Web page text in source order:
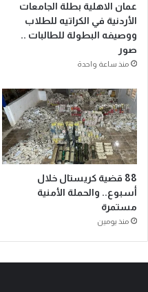
عمان الاهلية بطلة الجامعات
الأردنية في الكراتيه للطلاب
ووصيفه البطولة للطالبات ..
صور
منذ ساعة واحدة
88 قضية كريستال خلال
أسبوع.. والحملة الأمنية
مستمرة
منذ يومين